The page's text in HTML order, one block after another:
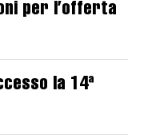
per l’offerta
la 14ª